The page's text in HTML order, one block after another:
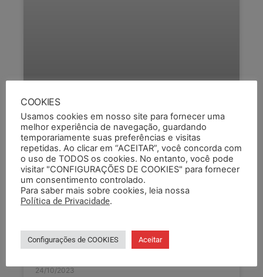
DENÚNCIA: DOIS MESES APÓS
SAÍDA DA BM, UNIDADES DA FASE
SEGUEM SEM SEGURANÇA
Quase dois meses após a Brigada Militar deixar
os postos nas unidades prisionais e
socioeducativas no Estado, unidades da
Fundação de Atendimento Socioeducativo (FASE)
LEIA COMPLETO »
24/10/2023
COOKIES
Usamos cookies em nosso site para fornecer uma
melhor experiência de navegação, guardando
temporariamente suas preferências e visitas
repetidas. Ao clicar em “ACEITAR”, você concorda com
o uso de TODOS os cookies. No entanto, você pode
visitar "CONFIGURAÇÕES DE COOKIES" para fornecer
um consentimento controlado.
Para saber mais sobre cookies, leia nossa
Política de Privacidade.
Configurações de COOKIES Aceitar